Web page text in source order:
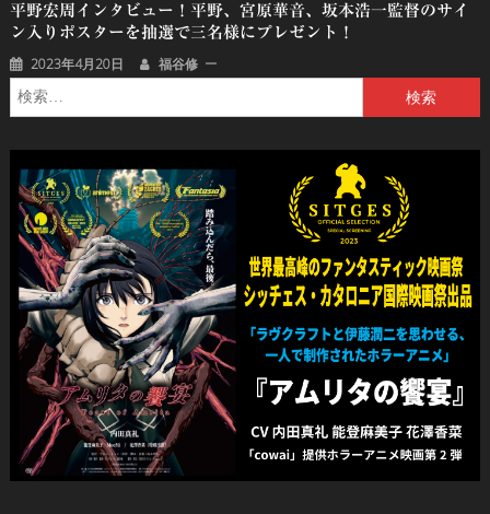
平野宏周インタビュー！平野、宮原華音、坂本浩一監督のサイ
ン入りポスターを抽選で三名様にプレゼント！
2023年4月20日 福谷修
索: